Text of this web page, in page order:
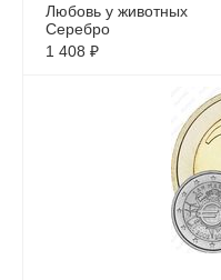
Любовь у животных
Серебро
1 408 ₽